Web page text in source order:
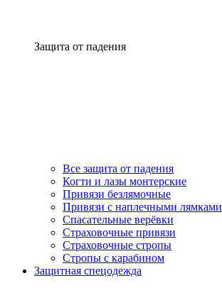
Защита от падения
Все защита от падения
Когти и лазы монтерские
Привязи безлямочные
Привязи с наплечными лямками
Спасательные верёвки
Страховочные привязи
Страховочные стропы
Стропы с карабином
Защитная спецодежда